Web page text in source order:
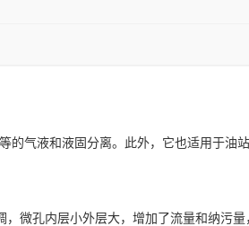
气液和液固分离。此外，它也适用于油
微孔内层小外层大，增加了流量和纳污